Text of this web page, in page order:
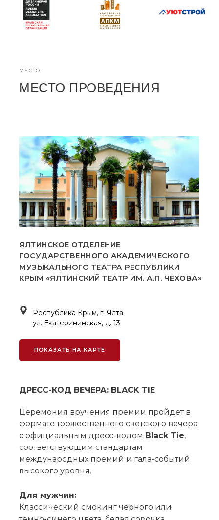
МЕСТО
МЕСТО ПРОВЕДЕНИЯ
Для мужчин:
Классический смокинг черного или
Церемония вручения премии пройдет в
формате торжественного светского вечера
с официальным дресс-кодом Black Tie,
соответствующим стандартам
международных премий и гала-событий
высокого уровня.
ДРЕСС-КОД ВЕЧЕРА: BLACK TIE
Республика Крым, г. Ялта,
ул. Екатерининская, д. 13
ПОКАЗАТЬ НА КАРТЕ
ЯЛТИНСКОЕ ОТДЕЛЕНИЕ
ГОСУДАРСТВЕННОГО АКАДЕМИЧЕСКОГО
МУЗЫКАЛЬНОГО ТЕАТРА РЕСПУБЛИКИ
КРЫМ «ЯЛТИНСКИЙ ТЕАТР ИМ. А.П. ЧЕХОВА»